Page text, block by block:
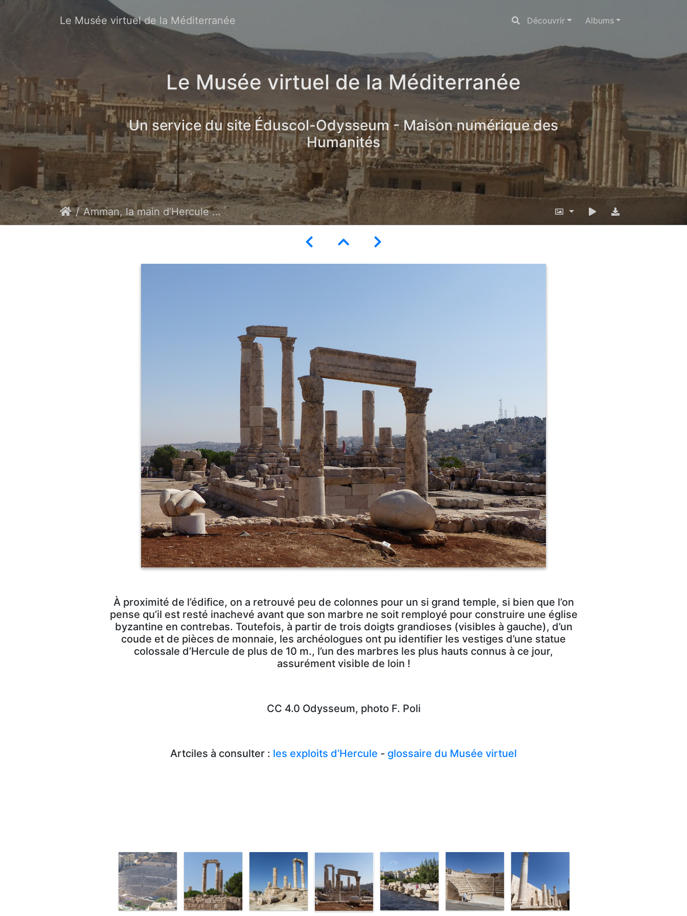
Le Musée virtuel de la Méditerranée Découvrir Albums
Le Musée virtuel de la Méditerranée
Un service du site Éduscol-Odysseum - Maison numérique des
Humanités
Amman, la main d’Hercule devant le temple
À proximité de l’édifice, on a retrouvé peu de colonnes pour un si grand temple, si bien que l’on
pense qu’il est resté inachevé avant que son marbre ne soit remployé pour construire une église
byzantine en contrebas. Toutefois, à partir de trois doigts grandioses (visibles à gauche), d’un
coude et de pièces de monnaie, les archéologues ont pu identifier les vestiges d’une statue
colossale d’Hercule de plus de 10 m., l’un des marbres les plus hauts connus à ce jour,
assurément visible de loin !
CC 4.0 Odysseum, photo F. Poli
Artciles à consulter : les exploits d’Hercule - glossaire du Musée virtuel